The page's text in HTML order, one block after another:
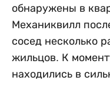
обнаружены в
Механиквилл
сосед несколько
жильцов. К
находились в